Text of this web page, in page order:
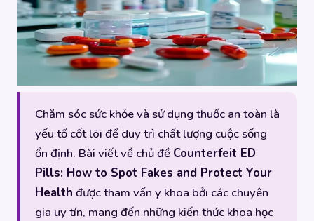
Chăm sóc sức khỏe và sử dụng thuốc an toàn là
yếu tố cốt lõi để duy trì chất lượng cuộc sống
ổn định. Bài viết về chủ đề Counterfeit ED
Pills: How to Spot Fakes and Protect Your
Health được tham vấn y khoa bởi các chuyên
gia uy tín, mang đến những kiến thức khoa học